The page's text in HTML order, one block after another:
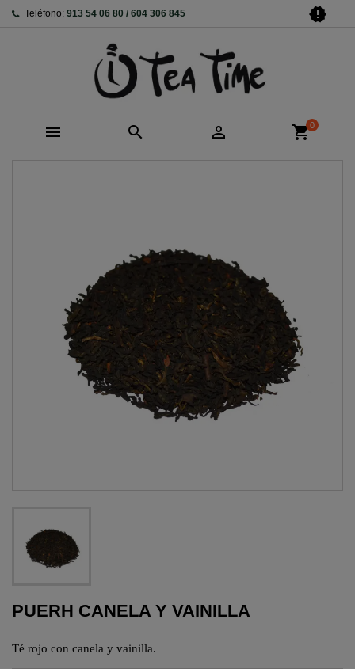
Teléfono: 913 54 06 80 / 604 306 845 new_releases
   shopping_cart0
PUERH CANELA Y VAINILLA
Té rojo con canela y vainilla.